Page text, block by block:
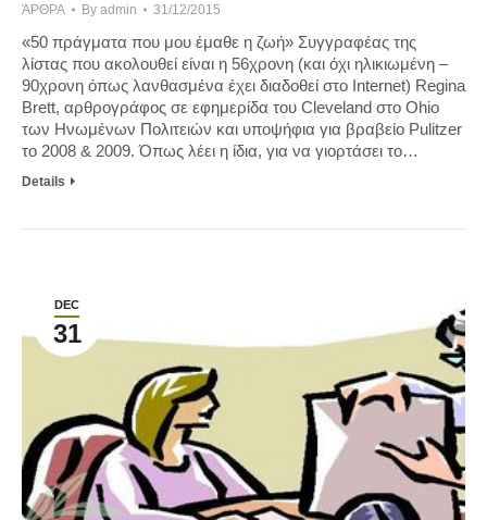
ΆΡΘΡΑ By admin 31/12/2015
«50 πράγματα που μου έμαθε η ζωή» Συγγραφέας της
λίστας που ακολουθεί είναι η 56χρονη (και όχι ηλικιωμένη –
90χρονη όπως λανθασμένα έχει διαδοθεί στο Internet) Regina
Brett, αρθρογράφος σε εφημερίδα του Cleveland στο Ohio
των Ηνωμένων Πολιτειών και υποψήφια για βραβείο Pulitzer
το 2008 & 2009. Όπως λέει η ίδια, για να γιορτάσει το…
Details
DEC
31